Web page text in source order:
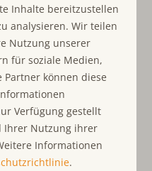
Inhalte bereitzustellen
analysieren. Wir teilen
Nutzung unserer
für soziale Medien,
Partner können diese
Verfügung gestellt
Ihrer Nutzung ihrer
Informationen
.